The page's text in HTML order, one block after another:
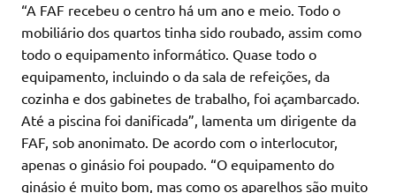
“A FAF recebeu o centro há um ano e meio. Todo o
mobiliário dos quartos tinha sido roubado, assim como
todo o equipamento informático. Quase todo o
equipamento, incluindo o da sala de refeições, da
cozinha e dos gabinetes de trabalho, foi açambarcado.
Até a piscina foi danificada”, lamenta um dirigente da
FAF, sob anonimato. De acordo com o interlocutor,
apenas o ginásio foi poupado. “O equipamento do
ginásio é muito bom, mas como os aparelhos são muito